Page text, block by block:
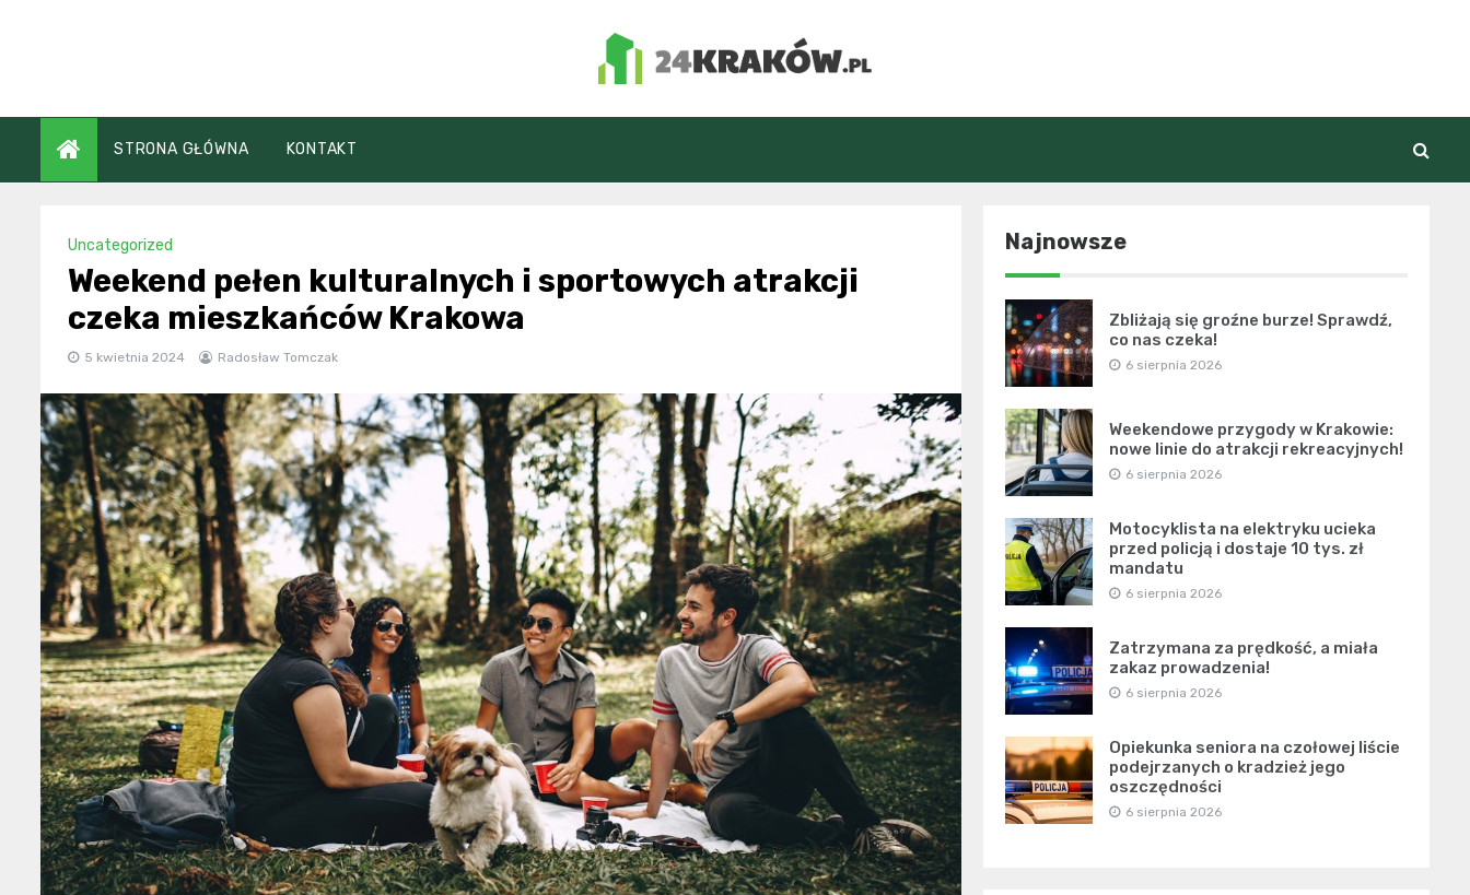
24Kraków.pl
STRONA GŁÓWNA KONTAKT
Uncategorized
Weekend pełen kulturalnych i sportowych atrakcji
czeka mieszkańców Krakowa
5 kwietnia 2024 Radosław Tomczak
Najnowsze
Zbliżają się groźne burze! Sprawdź,
co nas czeka!
6 sierpnia 2026
Weekendowe przygody w Krakowie:
nowe linie do atrakcji rekreacyjnych!
6 sierpnia 2026
Motocyklista na elektryku ucieka
przed policją i dostaje 10 tys. zł
mandatu
6 sierpnia 2026
Zatrzymana za prędkość, a miała
zakaz prowadzenia!
6 sierpnia 2026
Opiekunka seniora na czołowej liście
podejrzanych o kradzież jego
oszczędności
6 sierpnia 2026